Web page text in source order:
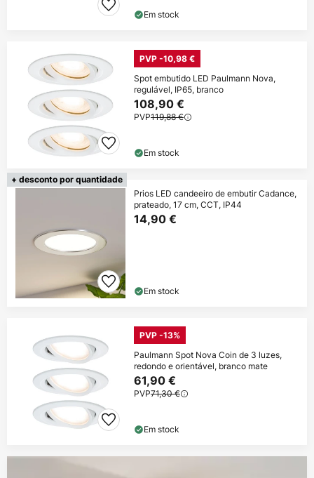
Em stock
PVP -10,98 €
Spot embutido LED Paulmann Nova,
regulável, IP65, branco
108,90 €
PVP119,88 €
Em stock
+ desconto por quantidade
Prios LED candeeiro de embutir Cadance,
prateado, 17 cm, CCT, IP44
14,90 €
Em stock
PVP -13%
Paulmann Spot Nova Coin de 3 luzes,
redondo e orientável, branco mate
61,90 €
PVP71,30 €
Em stock